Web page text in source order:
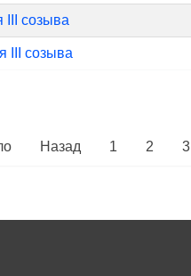
III созыва
III созыва
Назад 1 2 3